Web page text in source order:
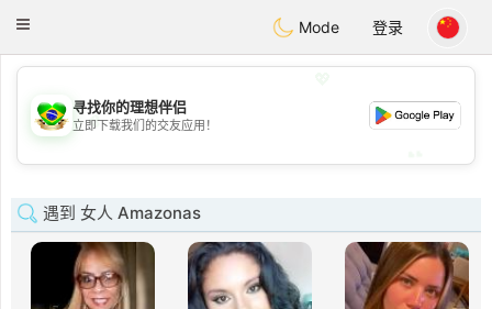
Conversar
Toggle
Mode 登录
💖
💕
寻找你的理想伴侣
立即下载我们的交友应用！
遇到 女人 Amazonas